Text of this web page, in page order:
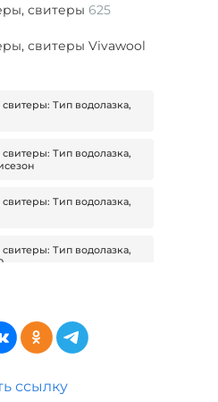
свитеры 625
свитеры Vivawool
Тип водолазка,
Тип водолазка,
Тип водолазка,
Тип водолазка,
Тип водолазка,
Тип водолазка,
ссылку